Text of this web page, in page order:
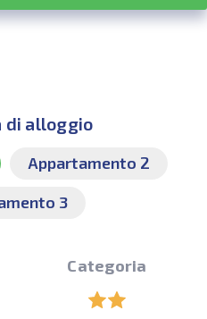
di alloggio
Appartamento 2
3
Categoria